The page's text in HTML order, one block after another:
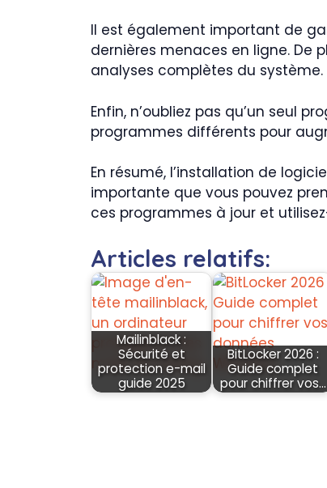
Il est également important de
dernières menaces en ligne. De
analyses complètes du système.
Enfin, n’oubliez pas qu’un seul
programmes différents pour
En résumé, l’installation de
importante que vous pouvez
ces programmes à jour et
Articles relatifs:
Mailinblack :
Sécurité et
protection e-mail
guide 2025
BitLocker 2026 :
Guide complet
pour chiffrer vos…